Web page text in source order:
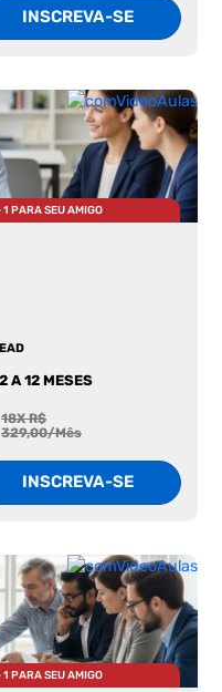
INSCREVA-SE
PARA SEU AMIGO
EAD
2 A 12 MESES
18X R$
329,00/Mês
INSCREVA-SE
PARA SEU AMIGO